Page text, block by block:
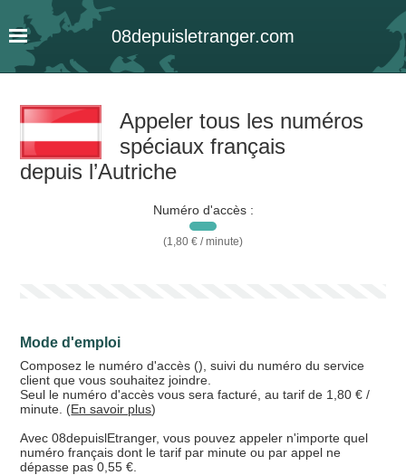
08depuisletranger.com
Appeler tous les numéros
spéciaux français
depuis l’Autriche
Numéro d'accès :
(1,80 € / minute)
Mode d'emploi
Composez le numéro d'accès (), suivi du numéro du service
client que vous souhaitez joindre.
Seul le numéro d'accès vous sera facturé, au tarif de 1,80 € /
minute. (En savoir plus)
Avec 08depuislEtranger, vous pouvez appeler n'importe quel
numéro français dont le tarif par minute ou par appel ne
dépasse pas 0,55 €.